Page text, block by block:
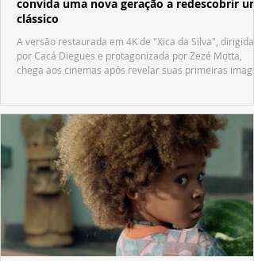
convida uma nova geração a redescobrir um
clássico
A versão restaurada em 4K de "Xica da Silva", dirigida
por Cacá Diegues e protagonizada por Zezé Motta,
chega aos cinemas após revelar suas primeiras